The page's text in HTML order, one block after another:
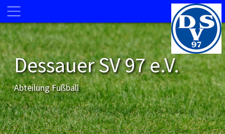
Dessauer SV 97 e.V.
Abteilung Fußball